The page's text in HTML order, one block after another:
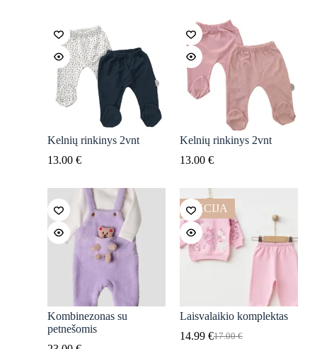
25.00 €.
20.00 €.
Kelnių rinkinys 2vnt
13.00 €
Kelnių rinkinys 2vnt
13.00 €
Kombinezonas su
petnešomis
AKCIJA
Laisvalaikio komplektas
17.00€
Original
14.99 €Current